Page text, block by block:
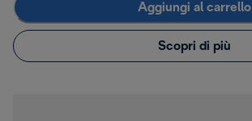
Aggiungi al carrello
Scopri di più